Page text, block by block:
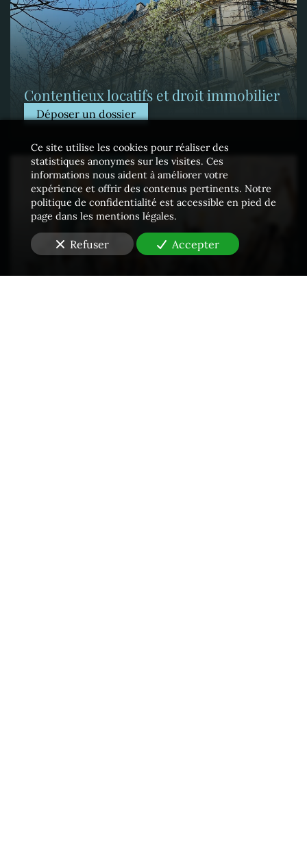
Contentieux locatifs et droit immobilier
Déposer un dossier
Ce site utilise les cookies pour réaliser des
statistiques anonymes sur les visites. Ces
informations nous aident à améliorer votre
expérience et offrir des contenus pertinents. Notre
politique de confidentialité est accessible en pied de
page dans les mentions légales.
Refuser Accepter